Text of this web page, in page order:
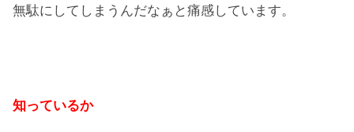
無駄にしてしまうんだなぁと痛感しています。
知っているか